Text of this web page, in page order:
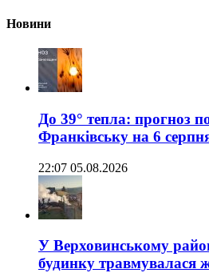
Новини
До 39° тепла: прогноз
Франківську на 6
22:07 05.08.2026
У Верховинському
будинку травмувалася